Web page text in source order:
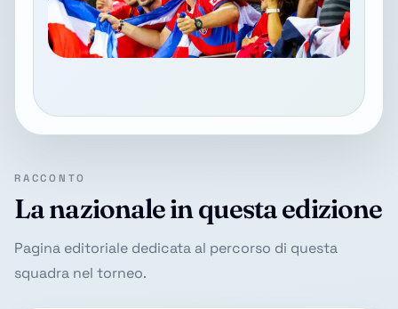
RACCONTO
La nazionale in questa edizione
Pagina editoriale dedicata al percorso di questa
squadra nel torneo.